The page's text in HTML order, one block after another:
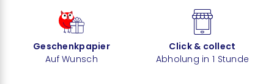
Geschenkpapier
Auf Wunsch
Click & collect
Abholung in 1 Stunde